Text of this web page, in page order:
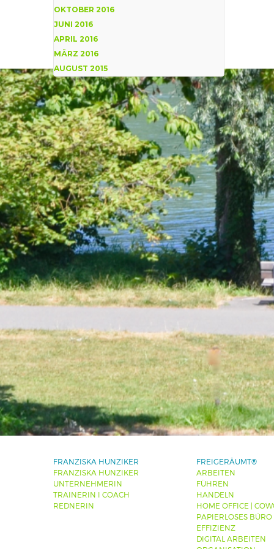
OKTOBER 2016
JUNI 2016
APRIL 2016
MÄRZ 2016
AUGUST 2015
FRANZISKA HUNZIKER
FRANZISKA HUNZIKER
UNTERNEHMERIN
TRAINERIN I COACH
REDNERIN
FREIGERÄUMT®
ARBEITEN
FÜHREN
HANDELN
HOME OFFICE |
PAPIERLOSES BÜRO
EFFIZIENZ
DIGITAL ARBEITEN